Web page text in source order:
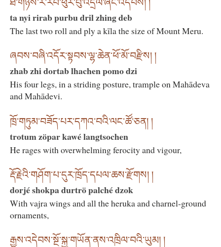
ཐ་གཉིས་རི་རབ་ཕུར་བུ་འདྲིལ་ཞིང་འདེབས། །
ta nyi rirab purbu dril zhing deb
The last two roll and ply a kīla the size of Mount Meru.
ཞབས་བཞི་འདོར་སྟབས་ལྷ་ཆེན་ཕོ་མོ་བརྫིས། །
zhab zhi dortab lhachen pomo dzi
His four legs, in a striding posture, trample on Mahādeva
and Mahādevi.
ཁྲོ་གཏུམ་བཟོད་པར་དཀའ་བའི་ལང་ཚོ་ཅན། །
trotum zöpar kawé langtsochen
He rages with overwhelming ferocity and vigour,
རྡོ་རྗེའི་གཤོག་པ་དུར་ཁྲོད་དཔལ་ཆས་རྫོགས། །
dorjé shokpa durtrö palché dzok
With vajra wings and all the heruka and charnel-ground
ornaments,
རྒྱས་འདེབས་སྔོ་སྐྱ་གཡོན་ནས་འཁྲིལ་བའི་ཡུམ། །